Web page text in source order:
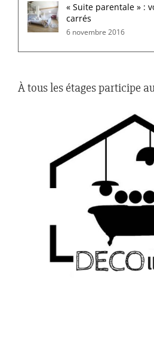
« Suite parentale » :
carrés
6 novembre 2016
À tous les étages participe